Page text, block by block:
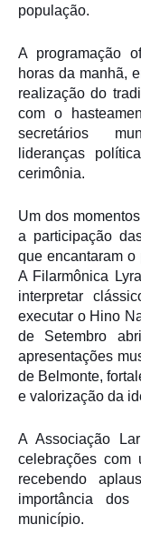
população.
A programação
horas da manhã,
realização do
com o
secretários
lideranças
cerimônia.
Um dos
a participação
que encantaram o
A Filarmônica
interpretar
executar o Hino
de Setembro
apresentações
de Belmonte,
e valorização da
A Associação
celebrações com
recebendo
importância dos
município.